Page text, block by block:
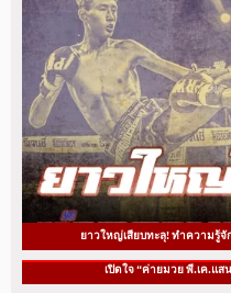
ยาวใหญ่เสียบทะลุ! ทำความรู้จั
เปิดใจ “ค่ายมวย พี.เค.แ